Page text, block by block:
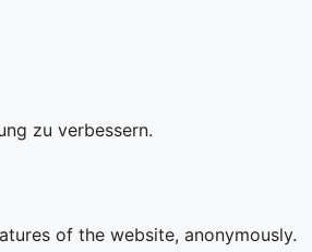
zu verbessern.
of the website, anonymously.